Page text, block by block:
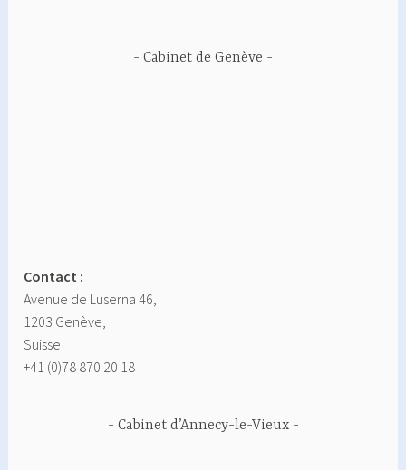
Cabinet de Genève
Contact :
Avenue de Luserna 46,
1203 Genève,
Suisse
+41 (0)78 870 20 18
Cabinet d’Annecy-le-Vieux